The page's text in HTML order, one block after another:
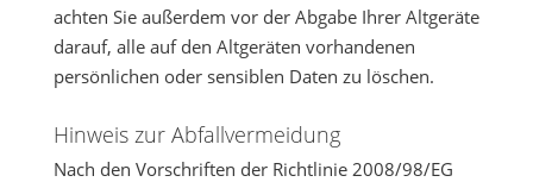
achten Sie außerdem vor der Abgabe Ihrer Altgeräte
darauf, alle auf den Altgeräten vorhandenen
persönlichen oder sensiblen Daten zu löschen.
Hinweis zur Abfallvermeidung
Nach den Vorschriften der Richtlinie 2008/98/EG